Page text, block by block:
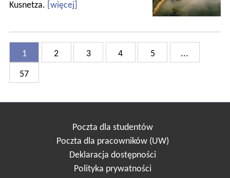
Kusnetza. [więcej]
1 2 3 4 5 ...
57
Poczta dla studentów
Poczta dla pracowników (UW)
Deklaracja dostępności
Polityka prywatności